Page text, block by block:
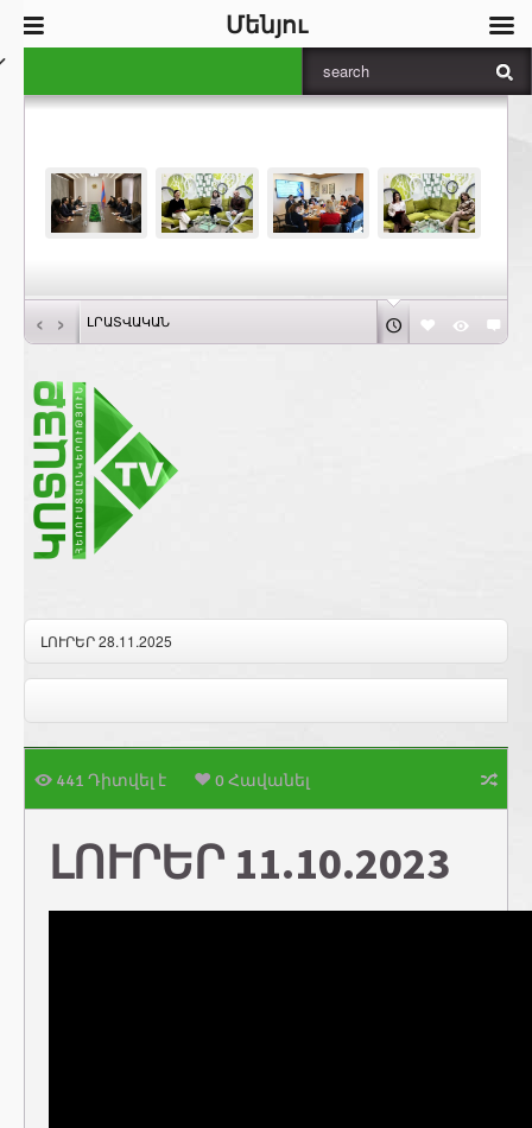
‹ › ԼՐԱՏՎԱԿԱՆ
ԼՈՒՐԵՐ 28.11.2025
441 Դիտվել է 0 Հավանել
ԼՈՒՐԵՐ 11.10.2023
Մենյու